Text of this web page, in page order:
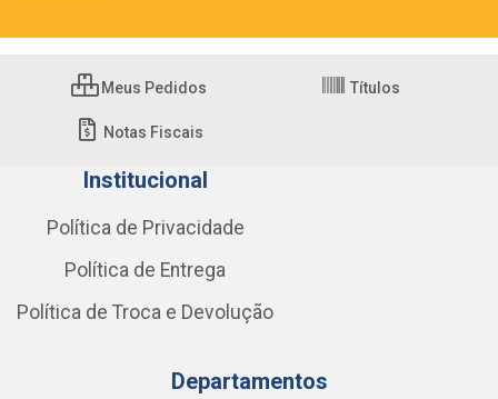
Meus Pedidos Títulos
Notas Fiscais
Institucional
Política de Privacidade
Política de Entrega
Política de Troca e Devolução
Departamentos